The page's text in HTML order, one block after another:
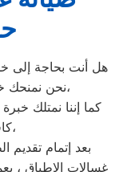
هل أنت بحاجة إلى
نحن نمنحك خدمة الصيانة الفورية التي ترغب بها،
كافة أنواع غسالات الأطباق،
بعد إتمام تقديم
غسالات الاطباق ،